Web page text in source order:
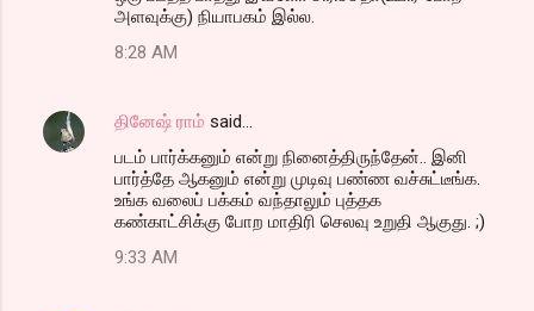
அளவுக்கு) நியாபகம் இல்ல.
8:28 AM
தினேஷ் ராம் said…
படம் பார்க்கனும் என்று நினைத்திருந்தேன்.. இனி
பார்த்தே ஆகனும் என்று முடிவு பண்ண வச்சுட்டீங்க.
உங்க வலைப் பக்கம் வந்தாலும் புத்தக
கண்காட்சிக்கு போற மாதிரி செலவு உறுதி ஆகுது. ;)
9:33 AM